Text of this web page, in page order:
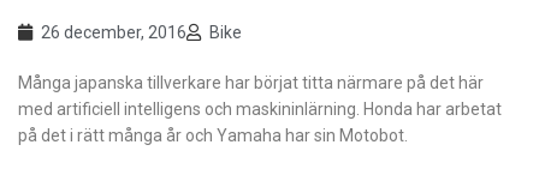
26 december, 2016 Bike
Många japanska tillverkare har börjat titta närmare på det här
med artificiell intelligens och maskininlärning. Honda har arbetat
på det i rätt många år och Yamaha har sin Motobot.